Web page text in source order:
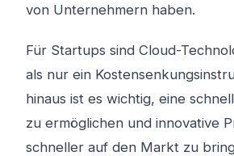
von Unternehmern haben.
Für Startups sind Cloud-
als nur ein
hinaus ist es wichtig, eine
zu ermöglichen und innovative
schneller auf den Markt zu